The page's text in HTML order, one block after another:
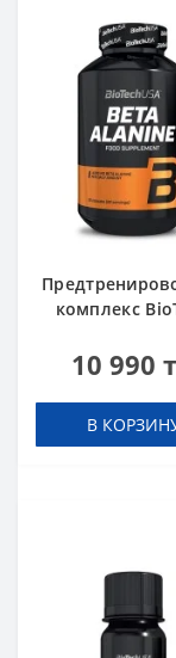
комплекс
капсул
10 990
В